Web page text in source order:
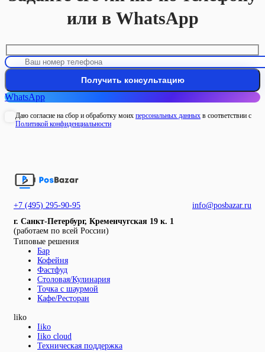
или в WhatsApp
WhatsApp
Даю согласие на сбор и обработку моих персональных данных в соответствии с
Политикой конфиденциальности
+7 (495) 295-90-95
info@posbazar.ru
г. Санкт-Петербург, Кременчугская 19 к. 1
(работаем по всей России)
Типовые решения
Бар
Кофейня
Фастфуд
Столовая/Кулинария
Точка с шаурмой
Кафе/Ресторан
liko
Iiko
Iiko cloud
Техническая поддержка